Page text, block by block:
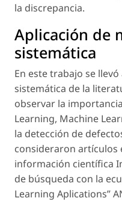
la discrepancia.
Aplicación de
sistemática
En este trabajo se
sistemática de la
observar la
Learning, Machine
la detección de
consideraron artículos
información científica
de búsqueda con la
Learning Aplications”